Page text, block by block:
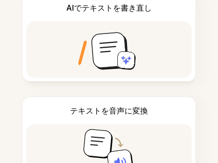
AIでテキストを書き直し
テキストを音声に変換